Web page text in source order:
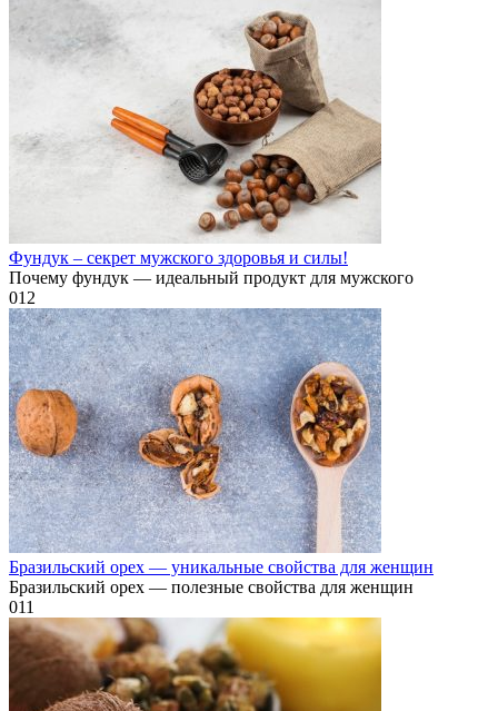
Фундук – секрет мужского здоровья и силы!
Почему фундук — идеальный продукт для мужского
012
Бразильский орех — уникальные свойства для женщин
Бразильский орех — полезные свойства для женщин
011